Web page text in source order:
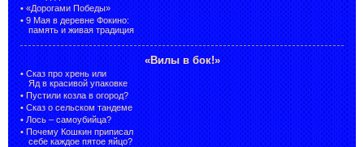
• «Дорогами Победы»
• 9 Мая в деревне Фокино:
память и живая традиция
«Вилы в бок!»
• Сказ про хрень или
Яд в красивой упаковке
• Пустили козла в огород?
• Сказ о сельском тандеме
• Лось – самоубийца?
• Почему Кошкин приписал
себе каждое пятое яйцо?